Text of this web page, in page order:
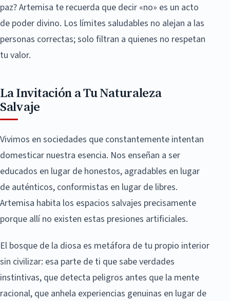
paz? Artemisa te recuerda que decir «no» es un acto
de poder divino. Los límites saludables no alejan a las
personas correctas; solo filtran a quienes no respetan
tu valor.
La Invitación a Tu Naturaleza
Salvaje
Vivimos en sociedades que constantemente intentan
domesticar nuestra esencia. Nos enseñan a ser
educados en lugar de honestos, agradables en lugar
de auténticos, conformistas en lugar de libres.
Artemisa habita los espacios salvajes precisamente
porque allí no existen estas presiones artificiales.
El bosque de la diosa es metáfora de tu propio interior
sin civilizar: esa parte de ti que sabe verdades
instintivas, que detecta peligros antes que la mente
racional, que anhela experiencias genuinas en lugar de